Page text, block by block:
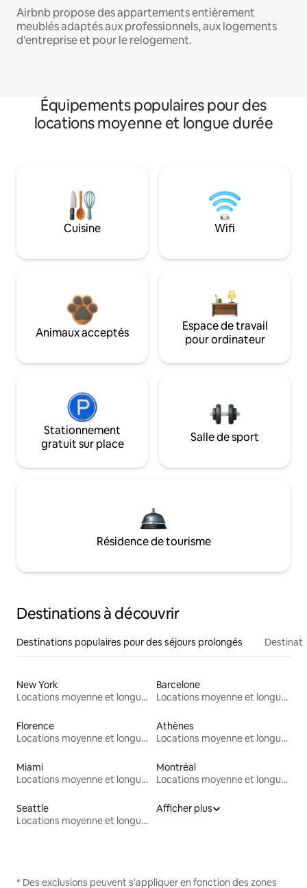
Airbnb propose des appartements entièrement
meublés adaptés aux professionnels, aux logements
d'entreprise et pour le relogement.
Équipements populaires pour des
locations moyenne et longue durée
Cuisine Wifi
Animaux acceptés
Espace de travail
pour ordinateur
Stationnement
gratuit sur place
Salle de sport
Résidence de tourisme
Destinations à découvrir
Destinations populaires pour des séjours prolongés
New York
Locations moyenne et longue durée
Barcelone
Locations moyenne et longue durée
Florence
Locations moyenne et longue durée
Athènes
Locations moyenne et longue durée
Miami
Locations moyenne et longue durée
Montréal
Locations moyenne et longue durée
Seattle
Locations moyenne et longue durée
Afficher plus
* Des exclusions peuvent s'appliquer en fonction des zones